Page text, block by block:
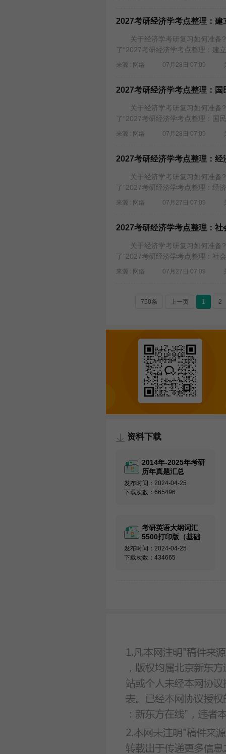
2027考研经济学考点整理：
关于经济学考研复习如何准备?
了“2027考研经济学考点整理：建
来源 : 网络 07月28日 07:09
2027考研经济学考点整理：
关于经济学考研复习如何准备?
了“2027考研经济学考点整理：国
来源 : 网络 07月28日 07:09
2027考研经济学考点整理：经
关于经济学考研复习如何准备?
了“2027考研经济学考点整理：经
来源 : 网络 07月27日 07:09
2027考研经济学考点整理：
关于经济学考研复习如何准备?
了“2027考研经济学考点整理：社
来源 : 网络 07月27日 07:09
750条 上一页 1 2
资料下载
2014年-2025年考研
历年真题汇总
发布时间：2024-04-25
下载次数：665496
考研英语大纲词汇
5500打印版（基础
必备）
发布时间：2024-04-25
下载次数：434665